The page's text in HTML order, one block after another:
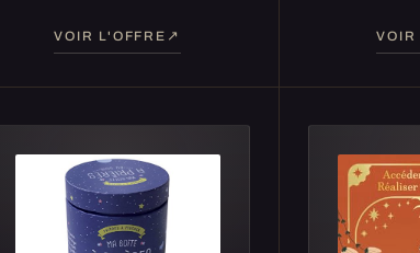
VOIR L'OFFRE VOIR